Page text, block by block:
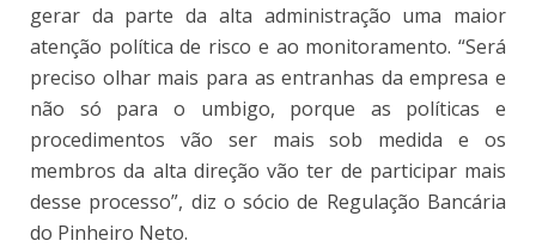
gerar da parte da alta administração uma maior
atenção política de risco e ao monitoramento. “Será
preciso olhar mais para as entranhas da empresa e
não só para o umbigo, porque as políticas e
procedimentos vão ser mais sob medida e os
membros da alta direção vão ter de participar mais
desse processo”, diz o sócio de Regulação Bancária
do Pinheiro Neto.